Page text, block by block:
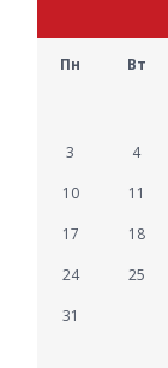
Пн Вт
3
4
10
11
17
18
24
25
31